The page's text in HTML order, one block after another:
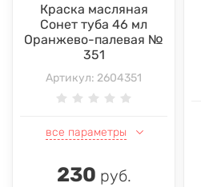
Краска масляная
Сонет туба 46 мл
Оранжево-палевая №
351
Артикул: 2604351
все параметры
230 руб.